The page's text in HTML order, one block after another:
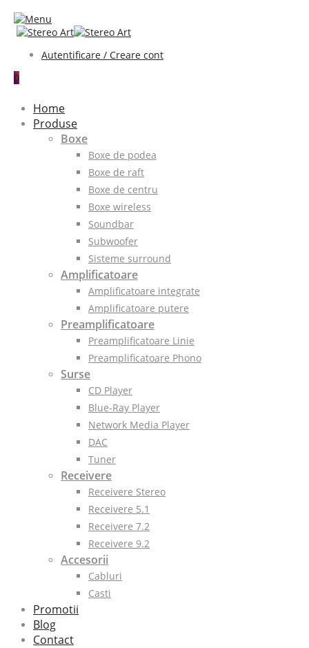
Autentificare / Creare cont
0
Home
Produse
Boxe
Boxe de podea
Boxe de raft
Boxe de centru
Boxe wireless
Soundbar
Subwoofer
Sisteme surround
Amplificatoare
Amplificatoare integrate
Amplificatoare putere
Preamplificatoare
Preamplificatoare Linie
Preamplificatoare Phono
Surse
CD Player
Blue-Ray Player
Network Media Player
DAC
Tuner
Receivere
Receivere Stereo
Receivere 5.1
Receivere 7.2
Receivere 9.2
Accesorii
Cabluri
Casti
Promotii
Blog
Contact